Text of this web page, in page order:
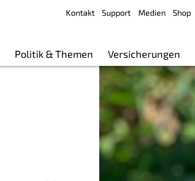
Kontakt Support Medien Shop
Politik & Themen Versicherungen